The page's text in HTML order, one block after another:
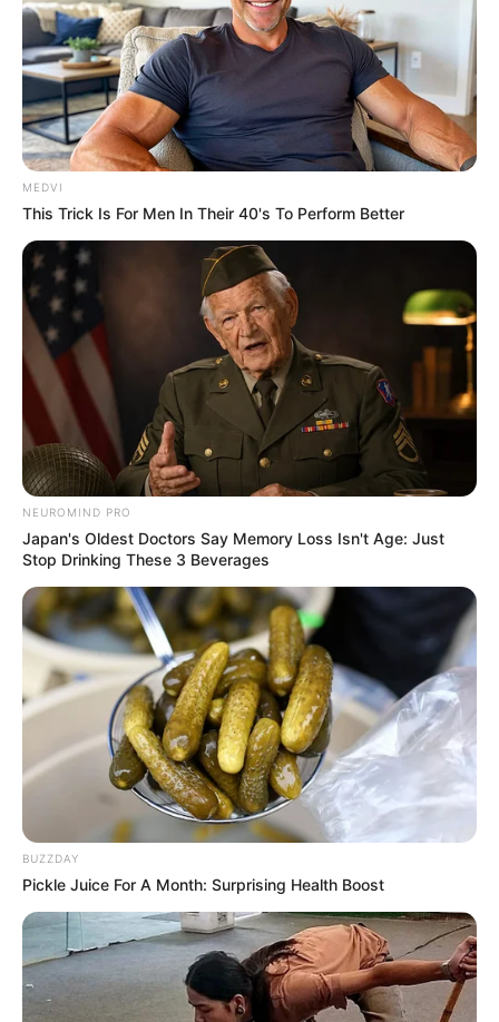
MEDVI
This Trick Is For Men In Their 40's To Perform Better
NEUROMIND PRO
Japan's Oldest Doctors Say Memory Loss Isn't Age: Just
Stop Drinking These 3 Beverages
BUZZDAY
Pickle Juice For A Month: Surprising Health Boost